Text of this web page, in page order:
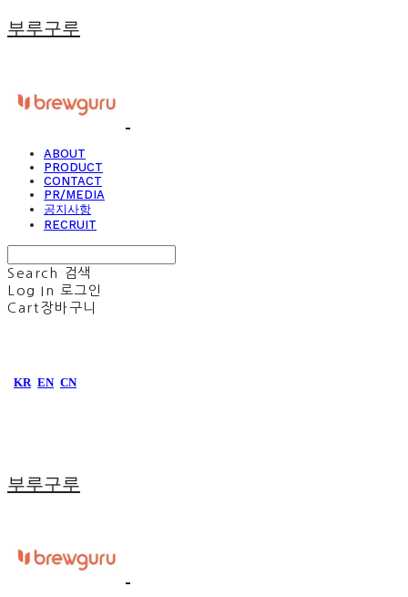
부루구루
ABOUT
PRODUCT
CONTACT
PR/MEDIA
공지사항
RECRUIT
Search
검색
Log In
로그인
Cart 장바구니
KR EN CN
부루구루